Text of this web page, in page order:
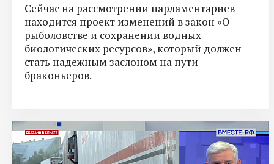
Сейчас на рассмотрении парламентариев
находится проект изменений в закон «О
рыболовстве и сохранении водных
биологических ресурсов», который должен
стать надежным заслоном на пути
браконьеров.